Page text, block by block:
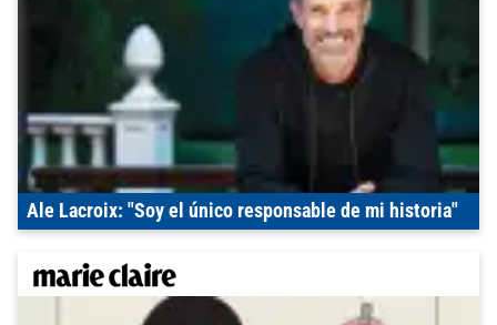
Ale Lacroix: "Soy el único responsable de mi historia"